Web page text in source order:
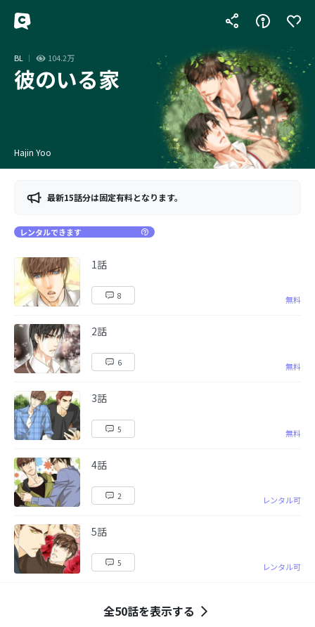
BL 104.2万
彼のいる家
Hajin Yoo
最新15話分は固定有料となります。
レンタルできます
1話
8 無料
2話
6 無料
3話
5 無料
4話
2 レンタル可
5話
5 レンタル可
全50話を表示する